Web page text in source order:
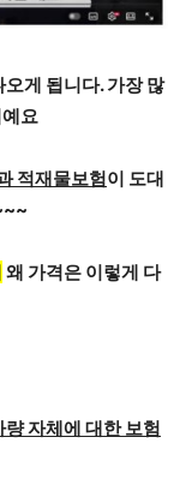
오게 됩니다. 가장 많
요
적재물보험이 도대
왜 가격은 이렇게 다
량 자체에 대한 보험